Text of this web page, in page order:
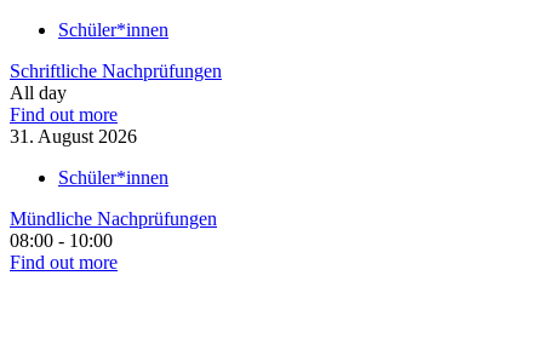
Schüler*innen
Schriftliche Nachprüfungen
All day
Find out more
31. August 2026
Schüler*innen
Mündliche Nachprüfungen
08:00 - 10:00
Find out more